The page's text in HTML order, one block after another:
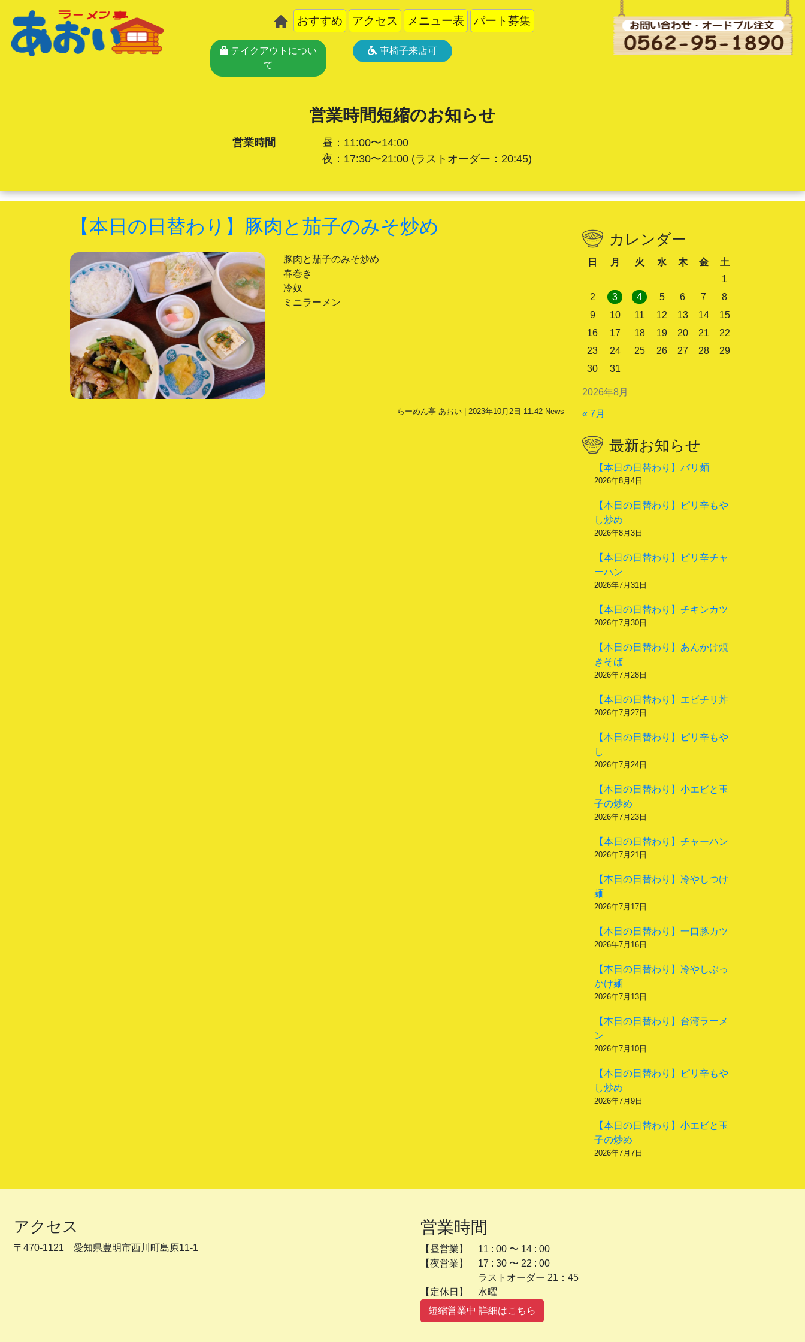
おすすめ アクセス メニュー表 パート募集
テイクアウトについ
て
車椅子来店可
営業時間短縮のお知らせ
営業時間
昼：11:00〜14:00
夜：17:30〜21:00(ラストオーダー：20:45)
【本日の日替わり】豚肉と茄子のみそ炒め
豚肉と茄子のみそ炒め
春巻き
冷奴
ミニラーメン
らーめん亭 あおい | 2023年10月2日 11:42 News
カレンダー
2026年8月
日 月 火 水 木 金
土
1
2
3 4 5 6 7
8
9
10 11 12 13 14
15
16
17 18 19 20 21
22
23
24 25 26 27 28
29
30
31
« 7月
最新お知らせ
【本日の日替わり】バリ麺
2026年8月4日
【本日の日替わり】ピリ辛もや
し炒め
2026年8月3日
【本日の日替わり】ピリ辛チャ
ーハン
2026年7月31日
【本日の日替わり】チキンカツ
2026年7月30日
【本日の日替わり】あんかけ焼
きそば
2026年7月28日
【本日の日替わり】エビチリ丼
2026年7月27日
【本日の日替わり】ピリ辛もや
し
2026年7月24日
【本日の日替わり】小エビと玉
子の炒め
2026年7月23日
【本日の日替わり】チャーハン
2026年7月21日
【本日の日替わり】冷やしつけ
麺
2026年7月17日
【本日の日替わり】一口豚カツ
2026年7月16日
【本日の日替わり】冷やしぶっ
かけ麺
2026年7月13日
【本日の日替わり】台湾ラーメ
ン
2026年7月10日
【本日の日替わり】ピリ辛もや
し炒め
2026年7月9日
【本日の日替わり】小エビと玉
子の炒め
2026年7月7日
アクセス
〒470-1121 愛知県豊明市西川町島原11-1
営業時間
【昼営業】 11 : 00 〜 14 : 00
【夜営業】 17 : 30 〜 22 : 00
ラストオーダー 21：45
【定休日】 水曜
短縮営業中 詳細はこちら